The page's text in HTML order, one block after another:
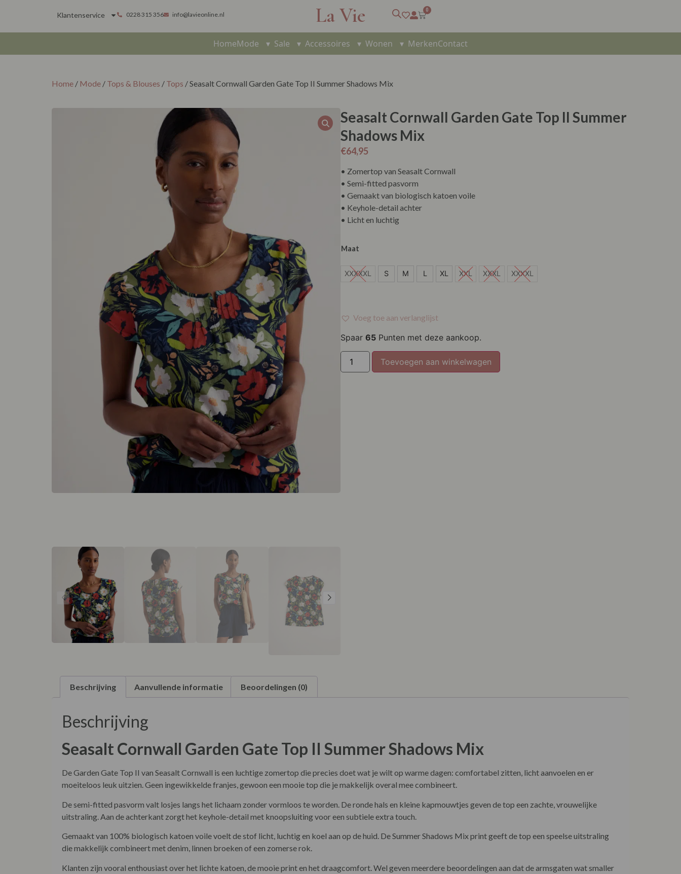
Klantenservice 0228 315 356 info@lavieonline.nl La Vie 0
HomeMode ▾ Sale ▾ Accessoires ▾ Wonen ▾ MerkenContact
Home / Mode / Tops & Blouses / Tops / Seasalt Cornwall Garden Gate Top II Summer Shadows Mix
Seasalt Cornwall Garden Gate Top II Summer
Shadows Mix
€64,95
• Zomertop van Seasalt Cornwall
• Semi-fitted pasvorm
• Gemaakt van biologisch katoen voile
• Keyhole-detail achter
• Licht en luchtig
Maat
XXXXXL
XL
XXL
XXXXXL S M L XL XXL XXXL XXXXL
Voeg toe aan verlanglijst
Spaar 65 Punten met deze aankoop.
Toevoegen aan winkelwagen
Beschrijving Aanvullende informatie Beoordelingen (0)
Beschrijving
Seasalt Cornwall Garden Gate Top II Summer Shadows Mix
De Garden Gate Top II van Seasalt Cornwall is een luchtige zomertop die precies doet wat je wilt op warme dagen: comfortabel zitten, licht aanvoelen en er
moeiteloos leuk uitzien. Geen ingewikkelde franjes, gewoon een mooie top die je makkelijk overal mee combineert.
De semi-fitted pasvorm valt losjes langs het lichaam zonder vormloos te worden. De ronde hals en kleine kapmouwtjes geven de top een zachte, vrouwelijke
uitstraling. Aan de achterkant zorgt het keyhole-detail met knoopsluiting voor een subtiele extra touch.
Gemaakt van 100% biologisch katoen voile voelt de stof licht, luchtig en koel aan op de huid. De Summer Shadows Mix print geeft de top een speelse uitstraling
die makkelijk combineert met denim, linnen broeken of een zomerse rok.
Klanten zijn vooral enthousiast over het lichte katoen, de mooie print en het draagcomfort. Wel geven meerdere beoordelingen aan dat de armsgaten wat smaller